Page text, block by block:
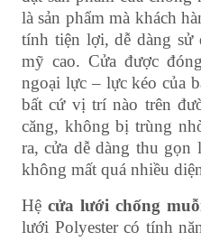
là sản phẩm mà khách
tính tiện lợi, dễ dàng sử
mỹ cao. Cửa được
ngoại lực – lực kéo của
bất cứ vị trí nào trên
căng, không bị trùng
ra, cửa dễ dàng thu
không mất quá nhiều
Hệcửa lưới chống
lưới Polyester có tính